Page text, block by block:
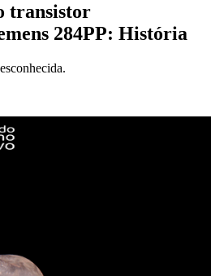
transistor
284PP: História